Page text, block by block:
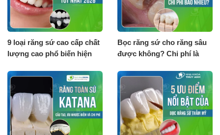
9 loại răng sứ cao cấp chất
lượng cao phổ biến hiện
Bọc răng sứ cho răng sâu
được không? Chi phí là